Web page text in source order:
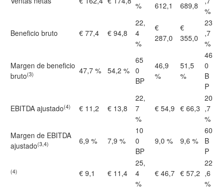
% 612,1 689,8
%
Beneficio bruto € 77,4 € 94,8
22,
4
%
€
287,0
€
355,0
23
,7
%
Margen de beneficio
bruto(3) 47,7 % 54,2 %
65
0
BP
46,9
%
51,5
%
46
0
B
P
EBITDA ajustado(4) € 11,2 € 13,8
22,
7
%
€ 54,9 € 66,3
20
,7
%
Margen de EBITDA
ajustado(3,4) 6,9 % 7,9 %
10
0
BP
9,0 % 9,6 %
60
B
P
(4) € 9,1 € 11,4
25,
4
%
€ 46,7 € 57,2
22
,6
%